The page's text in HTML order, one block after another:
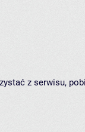
z serwisu,